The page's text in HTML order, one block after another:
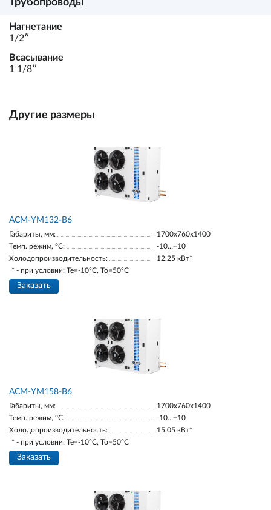
Трубопроводы
Нагнетание
1/2ʺ
Всасывание
1 1/8ʺ
Другие размеры
АСМ-YM132-В6
Габариты, мм:
1700х760х1400
Темп. режим, °С:
-10…+10
Холодопроизводительность:
12.25 кВт*
* - при условии: Te=-10ºC, To=50ºC
Заказать
АСМ-YM158-В6
Габариты, мм:
1700х760х1400
Темп. режим, °С:
-10…+10
Холодопроизводительность:
15.05 кВт*
* - при условии: Te=-10ºC, To=50ºC
Заказать